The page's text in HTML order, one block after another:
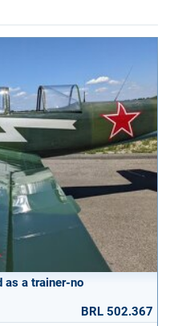
as a trainer-no
BRL 502.367